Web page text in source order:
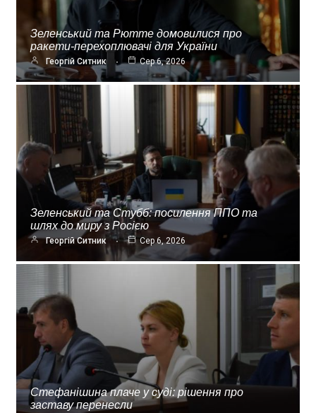
Зеленський та Рютте домовилися про
ракети-перехоплювачі для України
Георгій Ситник Сер 6, 2026
Зеленський та Стубб: посилення ППО та
шлях до миру з Росією
Георгій Ситник Сер 6, 2026
Стефанішина плаче у суді: рішення про
заставу перенесли